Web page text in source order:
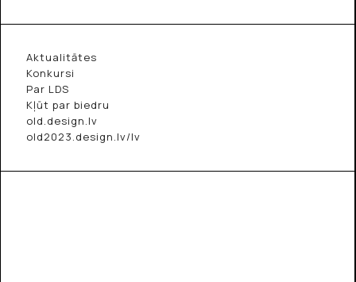
Aktualitātes
Konkursi
Par LDS
Kļūt par biedru
old.design.lv
old2023.design.lv/lv